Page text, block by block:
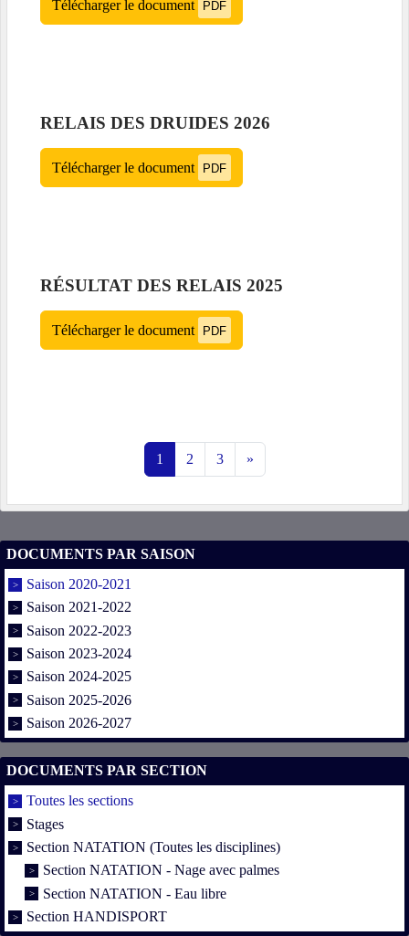
Télécharger le document PDF
RELAIS DES DRUIDES 2026
Télécharger le document PDF
RÉSULTAT DES RELAIS 2025
Télécharger le document PDF
1 2 3 »
DOCUMENTS PAR SAISON
Saison 2020-2021
Saison 2021-2022
Saison 2022-2023
Saison 2023-2024
Saison 2024-2025
Saison 2025-2026
Saison 2026-2027
DOCUMENTS PAR SECTION
Toutes les sections
Stages
Section NATATION (Toutes les disciplines)
Section NATATION - Nage avec palmes
Section NATATION - Eau libre
Section HANDISPORT